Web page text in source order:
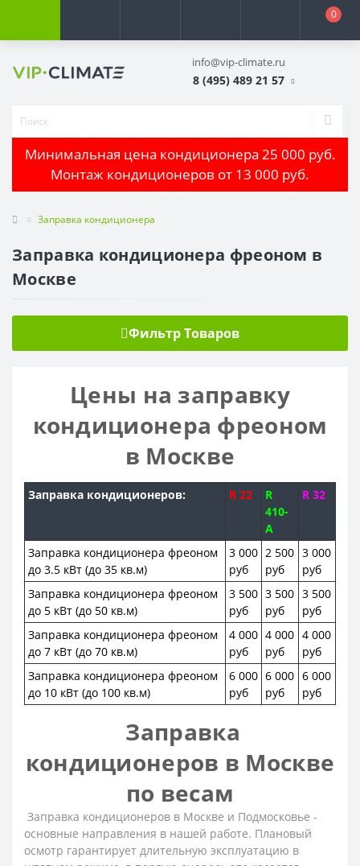
0
info@vip-climate.ru
8 (495) 489 21 57
Минимальная цена кондиционера 25 000 руб.
Монтаж кондиционеров от 13 000 руб.
Заправка кондиционера
Заправка кондиционера фреоном в
Москве
Фильтр Товаров
Цены на заправку
кондиционера фреоном
в Москве
Заправка кондиционеров: R 22
R
410-
A
R 32
Заправка кондиционера фреоном
до 3.5 кВт (до 35 кв.м)
3 000
руб
2 500
руб
3 000
руб
Заправка кондиционера фреоном
до 5 кВт (до 50 кв.м)
3 500
руб
3 500
руб
3 500
руб
Заправка кондиционера фреоном
до 7 кВт (до 70 кв.м)
4 000
руб
4 000
руб
4 000
руб
Заправка кондиционера фреоном
до 10 кВт (до 100 кв.м)
6 000
руб
6 000
руб
6 000
руб
Заправка
кондиционеров в Москве
по весам
Заправка кондиционеров в Москве и Подмосковье -
основные направления в нашей работе. Плановый
осмотр гарантирует длительную эксплуатацию в